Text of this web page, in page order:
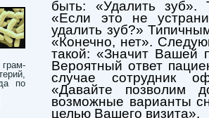
по
быть: «Удалить зуб».
«Если это не
удалить зуб?»
«Конечно, нет».
такой: «Значит Вашей
Вероятный ответ
случае сотрудник
«Давайте позволим
возможные варианты
целью Вашего визита».